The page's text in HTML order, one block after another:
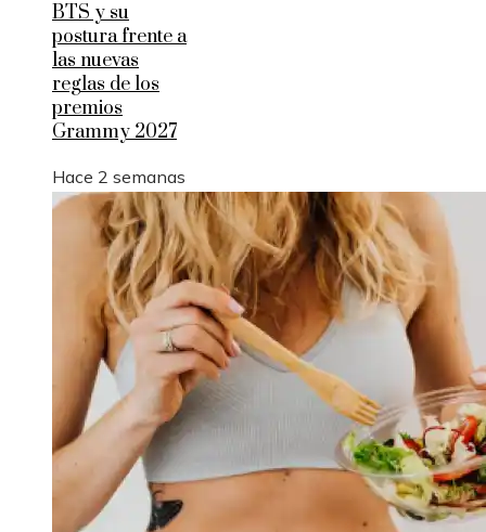
BTS y su
postura frente a
las nuevas
reglas de los
premios
Grammy 2027
Hace 2 semanas